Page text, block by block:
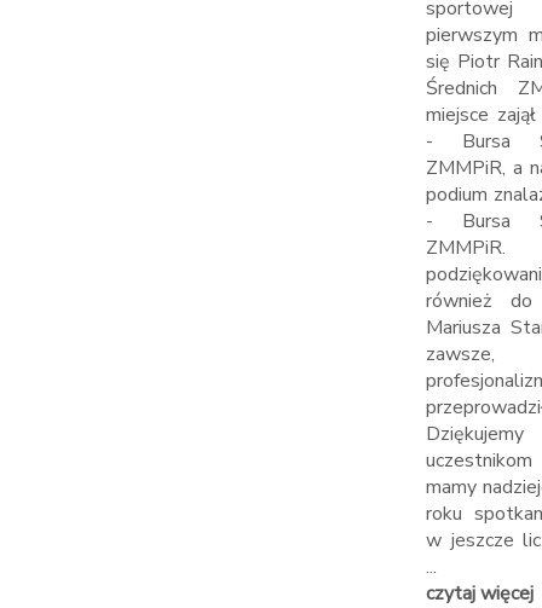
sportowej
pierwszym
się Piotr
Średnich
miejsce
- Bursa
ZMMPiR, a
podium
- Bursa
również
Mariusza
mamy
roku
w jeszcze
...
czytaj więcej